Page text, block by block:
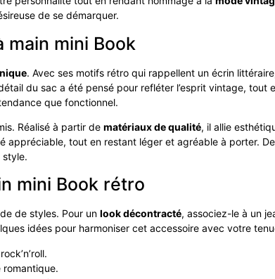
de se démarquer.
main mini Book
. Avec ses motifs rétro qui rappellent un écrin
du sac a été pensé pour refléter l’esprit vintage,
que fonctionnel.
Réalisé à partir de matériaux de qualité, il allie
tout en restant léger et agréable à porter.
style.
mini Book rétro
de styles. Pour un look décontracté, associez-le à un
idées pour harmoniser cet accessoire avec votre
romantique.